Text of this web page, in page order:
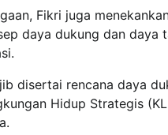
Fikri juga
daya dukung dan
disertai rencana daya
Hidup Strategis